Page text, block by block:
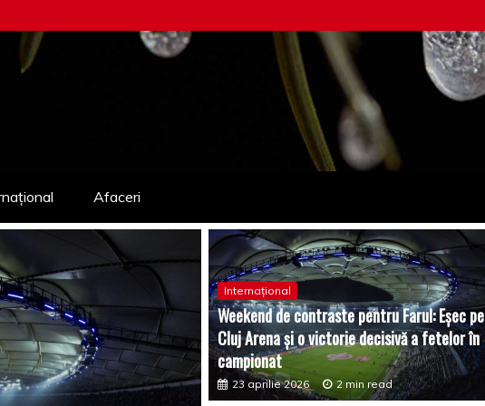
Afaceri
Internațional
Weekend de contraste pentru Farul: Eșec pe
Cluj Arena și o victorie decisivă a fetelor în
campionat
23 aprilie 2026 2 min read